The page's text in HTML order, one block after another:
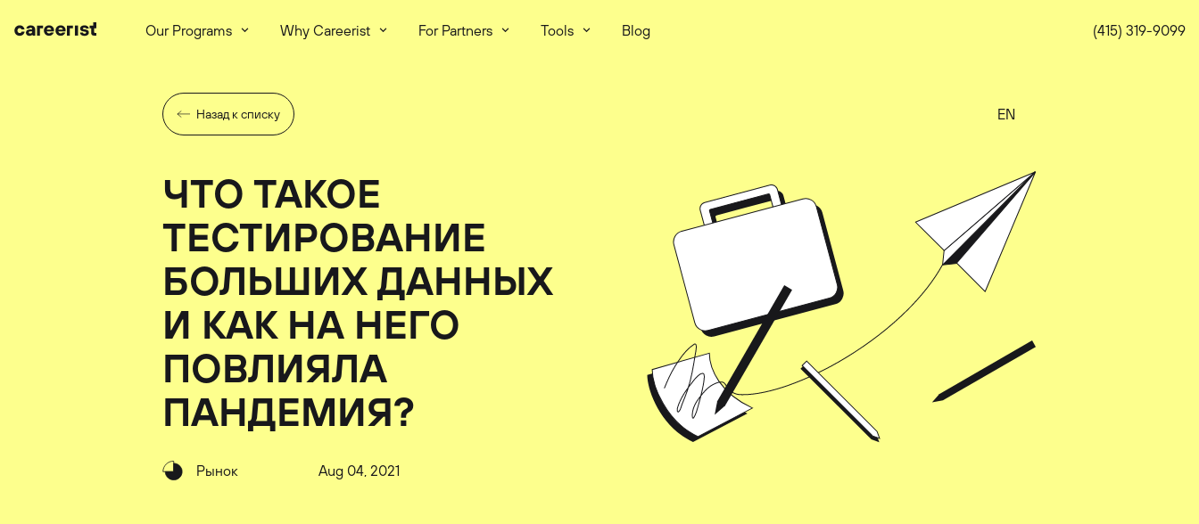
Our Programs Why Careerist For Partners Tools Blog (415) 319-9099
Назад к списку EN
ЧТО ТАКОЕ
ТЕСТИРОВАНИЕ
БОЛЬШИХ ДАННЫХ
И КАК НА НЕГО
ПОВЛИЯЛА
ПАНДЕМИЯ?
Рынок Aug 04, 2021